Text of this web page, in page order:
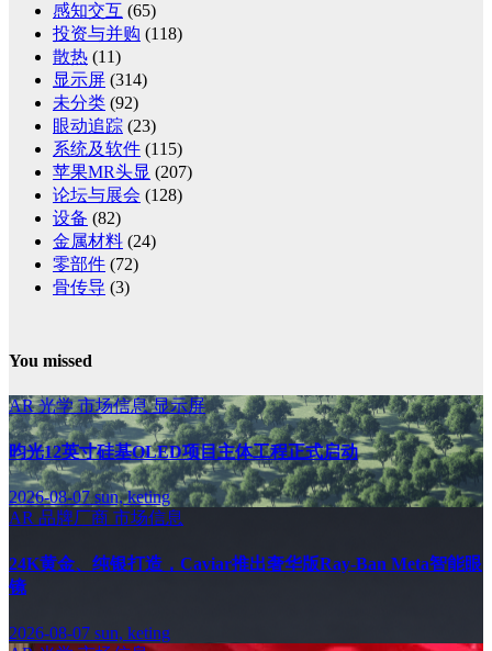
感知交互 (65)
投资与并购 (118)
散热 (11)
显示屏 (314)
未分类 (92)
眼动追踪 (23)
系统及软件 (115)
苹果MR头显 (207)
论坛与展会 (128)
设备 (82)
金属材料 (24)
零部件 (72)
骨传导 (3)
You missed
AR光学市场信息显示屏
昀光12英寸硅基OLED项目主体工程正式启动
2026-08-07sun, keting
AR 品牌厂商 市场信息
24K黄金、纯银打造，Caviar推出奢华版Ray-Ban Meta智能眼
镜
2026-08-07 sun, keting